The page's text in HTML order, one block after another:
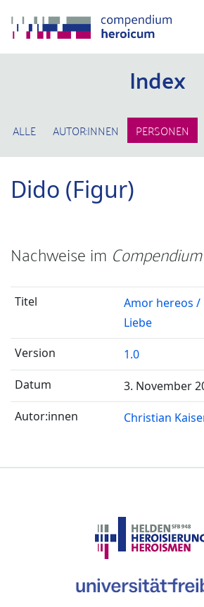
Index
ALLE AUTOR:INNEN PERSONEN
Dido (Figur)
Nachweise im
Amor hereos /
Liebe
1.0
3. November
Christian